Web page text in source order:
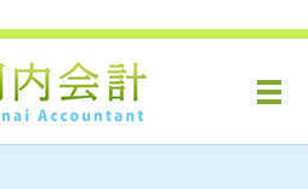
メ